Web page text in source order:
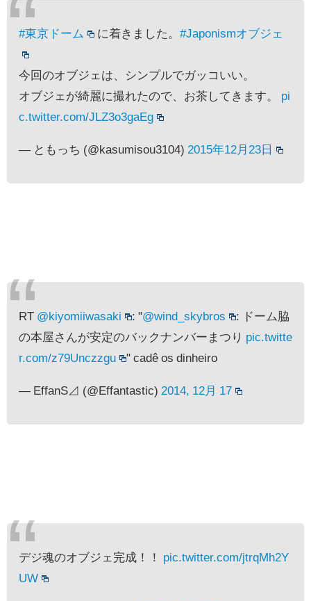
#東京ドーム に着きました。#Japonismオブジェ
今回のオブジェは、シンプルでガッコいい。
オブジェが綺麗に撮れたので、お茶してきます。 pi
c.twitter.com/JLZ3o3gaEg
— ともっち (@kasumisou3104) 2015年12月23日
RT @kiyomiiwasaki : "@wind_skybros
: ドーム脇
の本屋さんが安定のバックナンバーまつり pic.twitte
r.com/z79Unczzgu
" cadê os dinheiro
— EffanS⊿ (@Effantastic) 2014, 12月 17
デジ魂のオブジェ完成！！ pic.twitter.com/jtrqMh2Y
UW